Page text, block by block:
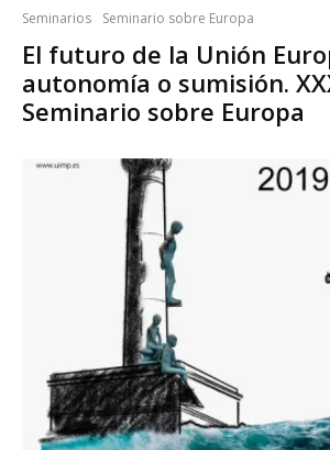
Seminarios Seminario sobre Europa
El futuro de la Unión
autonomía o sumisión.
Seminario sobre Europa